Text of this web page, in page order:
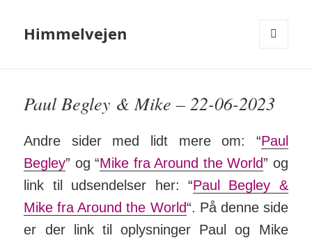
Himmelvejen
Paul Begley & Mike – 22-06-2023
Andre sider med lidt mere om: “Paul
Begley” og “Mike fra Around the World” og
link til ud­sen­d­elser her: “Paul Begley &
Mike fra Around the World“. På denne side
er der link til op­lys­ninger Paul og Mike